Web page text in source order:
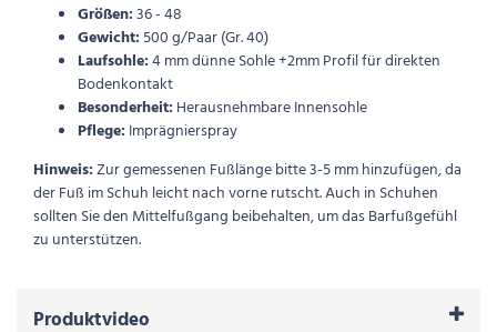
Größen:36 - 48
Gewicht: 500 g/Paar (Gr. 40)
Laufsohle:4 mm dünne Sohle +2mm Profil für direkten
Bodenkontakt
Besonderheit: Herausnehmbare Innensohle
Pflege: Imprägnierspray
Hinweis:Zur gemessenen Fußlänge bitte 3-5 mm hinzufügen, da
der Fuß im Schuh leicht nach vorne rutscht. Auch in Schuhen
sollten Sie den Mittelfußgang beibehalten, um das Barfußgefühl
zu unterstützen.
Produktvideo